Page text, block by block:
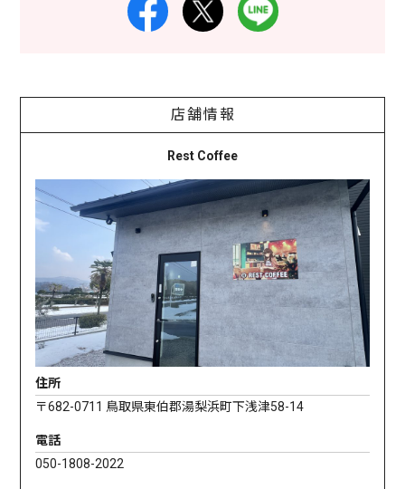
店舗情報
Rest Coffee
住所
〒682-0711 鳥取県東伯郡湯梨浜町下浅津58-14
電話
050-1808-2022